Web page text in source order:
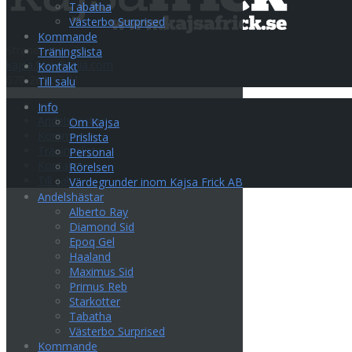
Tabatha
Västerbo Surprised
Kommande
Träningslista
Kontakt
Till salu
Info
Om Kajsa
Prislista
Personal
Rörelsen
Värdegrunder inom Kajsa Frick AB
Andelshästar
Alberto Ray
Diamond Sid
Epoq Gel
Haaland
Maximus Sid
Primus Reb
Starkotter
Tabatha
Västerbo Surprised
Kommande
Strandvägen 35
kajsa.frick@telia.com
070-285 33 31
Info
Andelshästar
Kommande
Träningslista
Kontakt
Till salu